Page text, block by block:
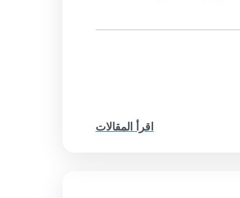
اقرأ المقالات